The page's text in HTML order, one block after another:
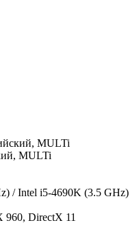
MULTi
MULTi
/ Intel i5-4690K (3.5 GHz)
960, DirectX 11